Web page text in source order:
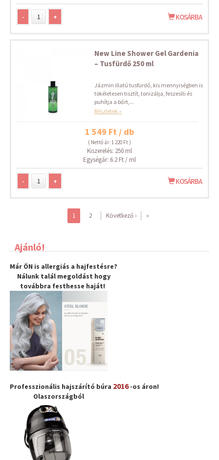
- + KOSÁRBA
New Line Shower Gel Gardenia
– Tusfürdő 250 ml
Jázmin illatú tusfürdő, kis mennyiségben is
tökéletesen tisztít, tonizálja, feszesíti és
puhítja a bőrt,...
Részletek »
1 549 Ft / db
( Nettó ár: 1 220 Ft )
Kiszerelés: 250 ml
Egységár: 6.2 Ft / ml
- + KOSÁRBA
1 2 Következő › »
Ajánló!
Már ÖN is allergiás a hajfestésre?
Nálunk talál megoldást hogy
továbbra festhesse haját!
Professzionális hajszárító búra 2016-os áron!
Olaszországból